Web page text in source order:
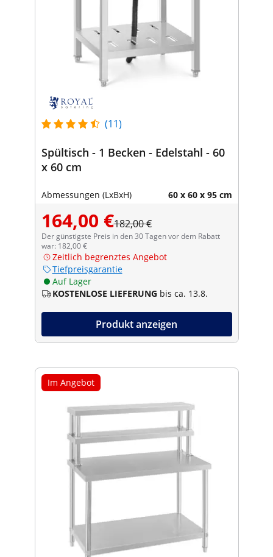
(11)
Spültisch - 1 Becken - Edelstahl - 60
x 60 cm
Abmessungen (LxBxH) 60 x 60 x 95 cm
164,00 €182,00 €
Der günstigste Preis in den 30 Tagen vor dem Rabatt
war: 182,00 €
Zeitlich begrenztes Angebot
Tiefpreisgarantie
Auf Lager
KOSTENLOSE LIEFERUNG bis ca. 13.8.
Produkt anzeigen
Im Angebot